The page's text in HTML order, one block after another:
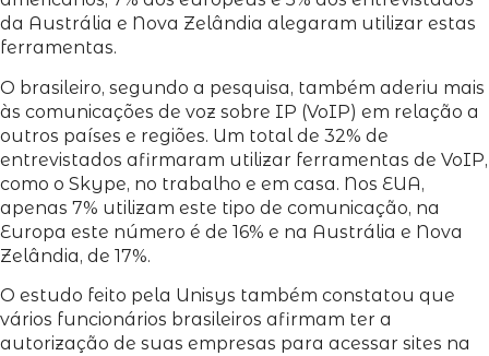
da Austrália e Nova Zelândia alegaram utilizar estas
ferramentas.
O brasileiro, segundo a pesquisa, também aderiu mais
às comunicações de voz sobre IP (VoIP) em relação a
outros países e regiões. Um total de 32% de
entrevistados afirmaram utilizar ferramentas de VoIP,
como o Skype, no trabalho e em casa. Nos EUA,
apenas 7% utilizam este tipo de comunicação, na
Europa este número é de 16% e na Austrália e Nova
Zelândia, de 17%.
O estudo feito pela Unisys também constatou que
vários funcionários brasileiros afirmam ter a
autorização de suas empresas para acessar sites na